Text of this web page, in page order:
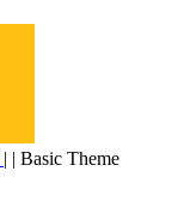
| | Basic Theme